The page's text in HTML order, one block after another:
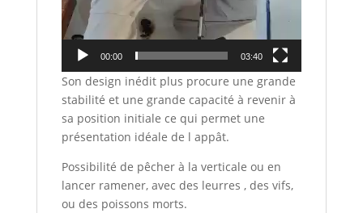
00:00 03:40
Son design inédit plus procure une grande
stabilité et une grande capacité à revenir à
sa position initiale ce qui permet une
présentation idéale de l appât.
Possibilité de pêcher à la verticale ou en
lancer ramener, avec des leurres , des vifs,
ou des poissons morts.